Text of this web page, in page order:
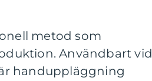
metod som
Användbart vid
handuppläggning